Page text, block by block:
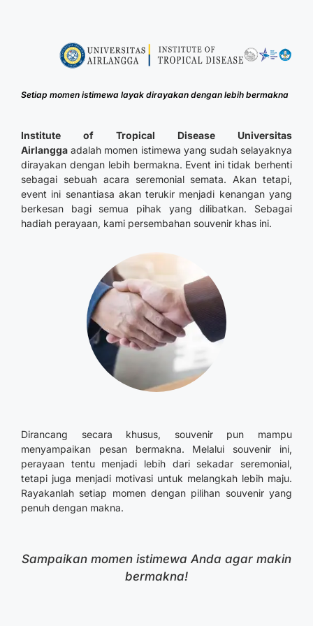
Setiap momen istimewa layak dirayakan dengan lebih bermakna
Institute of Tropical Disease Universitas
Airlangga adalah momen istimewa yang sudah selayaknya
dirayakan dengan lebih bermakna. Event ini tidak berhenti
sebagai sebuah acara seremonial semata. Akan tetapi,
event ini senantiasa akan terukir menjadi kenangan yang
berkesan bagi semua pihak yang dilibatkan. Sebagai
hadiah perayaan, kami persembahan souvenir khas ini.
Dirancang secara khusus, souvenir pun mampu
menyampaikan pesan bermakna. Melalui souvenir ini,
perayaan tentu menjadi lebih dari sekadar seremonial,
tetapi juga menjadi motivasi untuk melangkah lebih maju.
Rayakanlah setiap momen dengan pilihan souvenir yang
penuh dengan makna.
Sampaikan momen istimewa Anda agar makin
bermakna!